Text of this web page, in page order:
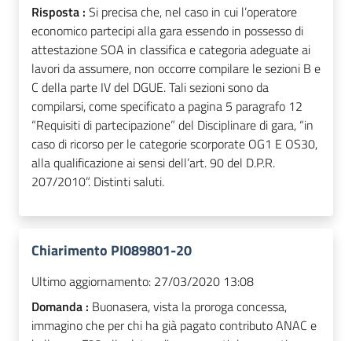
Risposta : Si precisa che, nel caso in cui l’operatore
economico partecipi alla gara essendo in possesso di
attestazione SOA in classifica e categoria adeguate ai
lavori da assumere, non occorre compilare le sezioni B e
C della parte IV del DGUE. Tali sezioni sono da
compilarsi, come specificato a pagina 5 paragrafo 12
“Requisiti di partecipazione” del Disciplinare di gara, “in
caso di ricorso per le categorie scorporate OG1 E OS30,
alla qualificazione ai sensi dell’art. 90 del D.P.R.
207/2010”. Distinti saluti.
Chiarimento PI089801-20
Ultimo aggiornamento: 27/03/2020 13:08
Domanda : Buonasera, vista la proroga concessa,
immagino che per chi ha già pagato contributo ANAC e